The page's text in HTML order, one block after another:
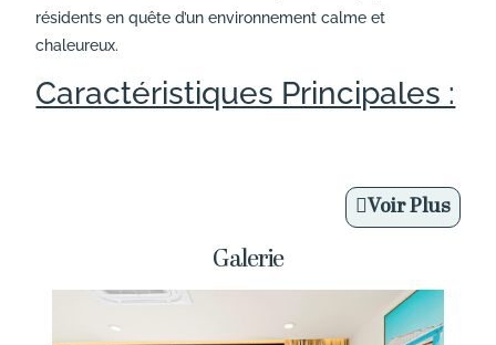
résidents en quête d’un environnement calme et
chaleureux.
Caractéristiques Principales :
élégante, conçue pour votre confort et votre bien-
être.
Cuisine : Une cuisine entièrement équipée avec tout
Voir Plus
Galerie